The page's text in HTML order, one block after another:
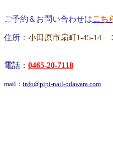
ご予約＆お問い合わせはこち
住所： 小田原市扇町1-45-14
電話： 0465-20-7118
mail： info@pipi-nail-odawara.com